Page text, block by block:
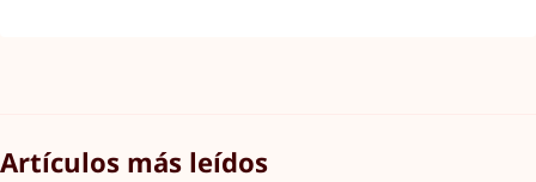
Artículos más leídos